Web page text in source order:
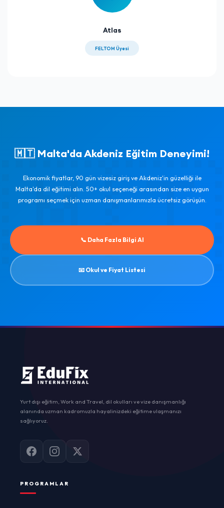
Atlas
FELTOM Üyesi
🇲🇹 Malta'da Akdeniz Eğitim Deneyimi!
Ekonomik fiyatlar, 90 gün vizesiz giriş ve Akdeniz'in güzelliği ile
Malta'da dil eğitimi alın. 50+ okul seçeneği arasından size en uygun
programı seçmek için uzman danışmanlarımızla ücretsiz görüşün.
📞 Daha Fazla Bilgi Al
📧 Okul ve Fiyat Listesi
Yurt dışı eğitim, Work and Travel, dil okulları ve vize danışmanlığı
alanında uzman kadromuzla hayalinizdeki eğitime ulaşmanızı
sağlıyoruz.
PROGRAMLAR